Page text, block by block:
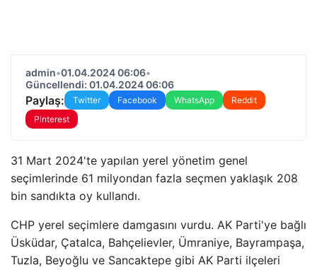
admin•01.04.2024 06:06•
Güncellendi: 01.04.2024 06:06
Paylaş: Twitter Facebook WhatsApp
Reddit
Pinterest
31 Mart 2024'te yapılan yerel yönetim genel
seçimlerinde 61 milyondan fazla seçmen yaklaşık 208
bin sandıkta oy kullandı.
CHP yerel seçimlere damgasını vurdu. AK Parti'ye bağlı
Üsküdar, Çatalca, Bahçelievler, Ümraniye, Bayrampaşa,
Tuzla, Beyoğlu ve Sancaktepe gibi AK Parti ilçeleri